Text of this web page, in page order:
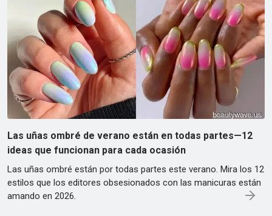
Las uñas ombré de verano están en todas partes—12
ideas que funcionan para cada ocasión
Las uñas ombré están por todas partes este verano. Mira los 12
estilos que los editores obsesionados con las manicuras están
amando en 2026.